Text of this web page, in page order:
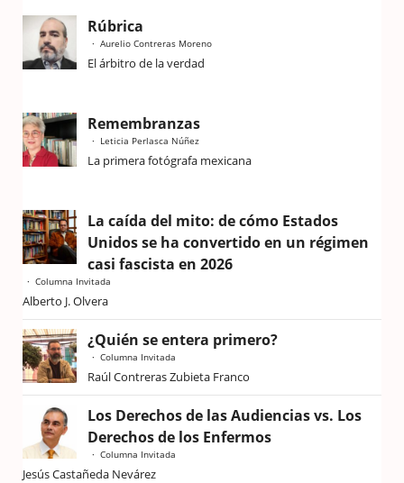
Rúbrica
Aurelio Contreras Moreno
El árbitro de la verdad
Remembranzas
Leticia Perlasca Núñez
La primera fotógrafa mexicana
La caída del mito: de cómo Estados
Unidos se ha convertido en un régimen
casi fascista en 2026
Columna Invitada
Alberto J. Olvera
¿Quién se entera primero?
Columna Invitada
Raúl Contreras Zubieta Franco
Los Derechos de las Audiencias vs. Los
Derechos de los Enfermos
Columna Invitada
Jesús Castañeda Nevárez